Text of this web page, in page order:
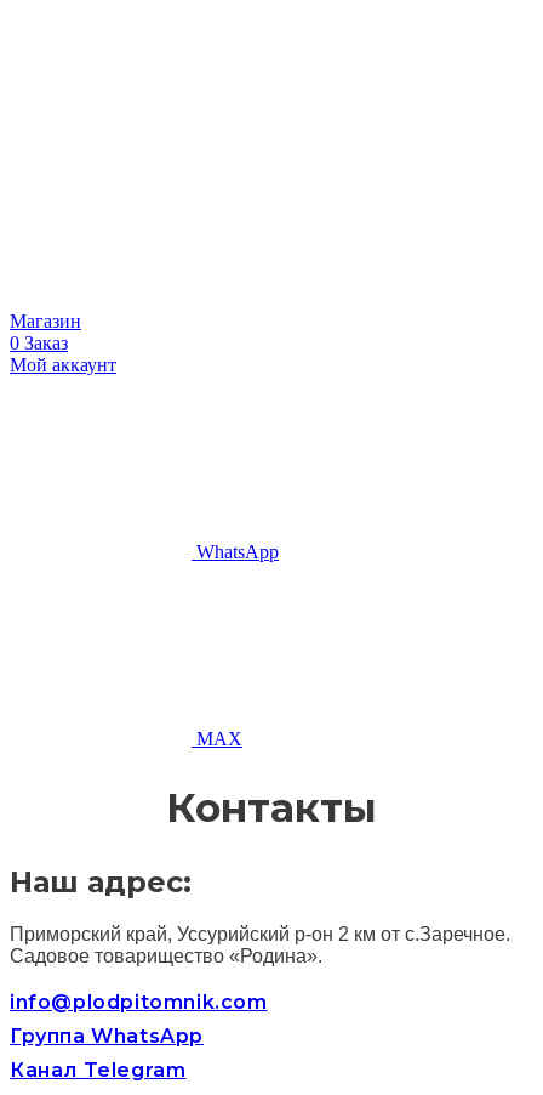
Магазин
0 Заказ
Мой аккаунт
WhatsApp
MAX
Контакты
Наш адрес:
Приморский край, Уссурийский р-он 2 км от с.Заречное.
Садовое товарищество «Родина».
info@plodpitomnik.com
Группа WhatsApp
Канал Telegram